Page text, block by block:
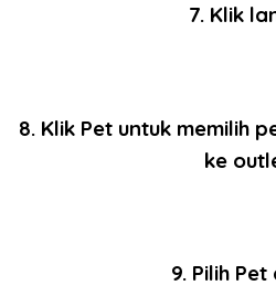
7. Klik
8. Klik Pet untuk memilih
ke
9. Pilih